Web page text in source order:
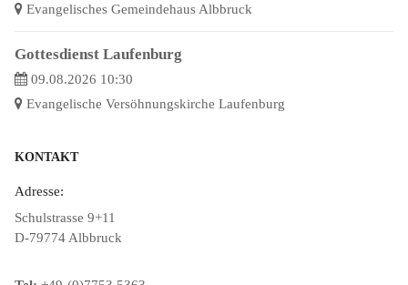
Evangelisches Gemeindehaus Albbruck
Gottesdienst Laufenburg
09.08.2026 10:30
Evangelische Versöhnungskirche Laufenburg
KONTAKT
Adresse:
Schulstrasse 9+11
D-79774 Albbruck